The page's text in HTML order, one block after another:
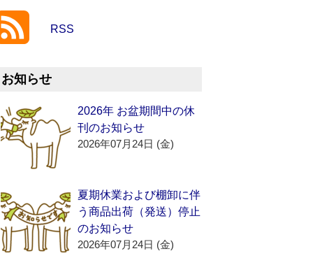
RSS
お知らせ
2026年 お盆期間中の休
刊のお知らせ
2026年07月24日 (金)
夏期休業および棚卸に伴
う商品出荷（発送）停止
のお知らせ
2026年07月24日 (金)